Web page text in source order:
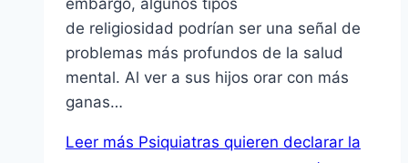
embargo, algunos tipos
de religiosidad podrían ser una señal de
problemas más profundos de la salud
mental. Al ver a sus hijos orar con más
ganas…
Leer más Psiquiatras quieren declarar la